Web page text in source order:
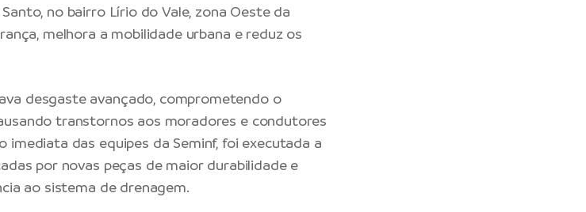
no bairro Lírio do Vale, zona Oeste da
melhora a mobilidade urbana e reduz os
desgaste avançado, comprometendo o
transtornos aos moradores e condutores
imediata das equipes da Seminf, foi executada a
por novas peças de maior durabilidade e
ao sistema de drenagem.